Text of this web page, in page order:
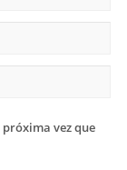
vez que